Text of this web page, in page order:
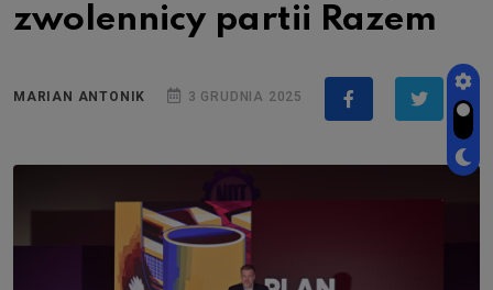
zwolennicy partii Razem
MARIAN ANTONIK 3 GRUDNIA 2025